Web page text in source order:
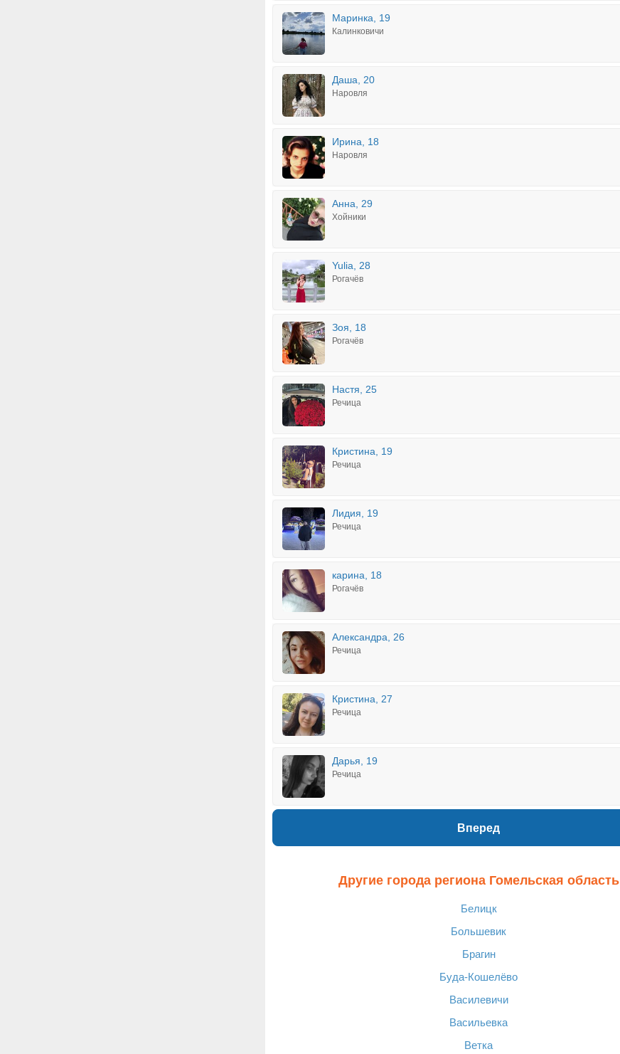
Маринка, 19
Калинковичи
Даша, 20
Наровля
Ирина, 18
Наровля
Анна, 29
Хойники
Yulia, 28
Рогачёв
Зоя, 18
Рогачёв
Настя, 25
Речица
Кристина, 19
Речица
Лидия, 19
Речица
карина, 18
Рогачёв
Александра, 26
Речица
Кристина, 27
Речица
Дарья, 19
Речица
Вперед
Другие города региона Гомельская область
Белицк
Большевик
Брагин
Буда-Кошелёво
Василевичи
Васильевка
Ветка